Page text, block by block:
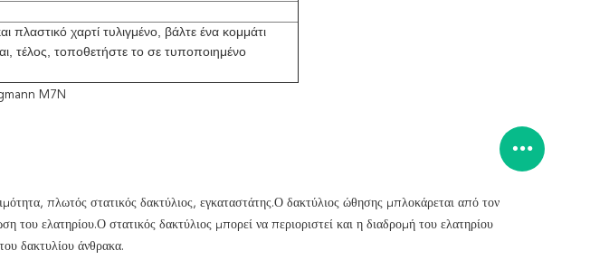
πλαστικό χαρτί τυλιγμένο, βάλτε ένα κομμάτι
τέλος, τοποθετήστε το σε τυποποιημένο
M7N
πλωτός στατικός δακτύλιος, εγκαταστάτης.Ο δακτύλιος ώθησης μπλοκάρεται από τον
του ελατηρίου.Ο στατικός δακτύλιος μπορεί να περιοριστεί και η διαδρομή του ελατηρίου
δακτυλίου άνθρακα.